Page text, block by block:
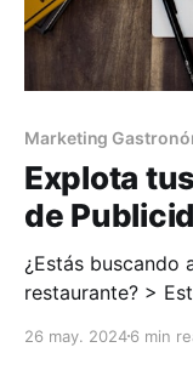
Marketing
Explota
de
¿Estás buscando
restaurante? >
26 may. 20246 min